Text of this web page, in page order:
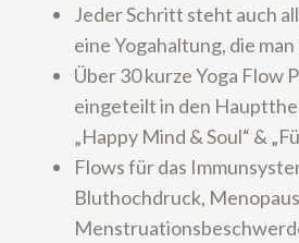
Jeder Schritt steht auch
eine Yogahaltung, die
Über 30 kurze Yoga Flow
eingeteilt in den
„Happy Mind & Soul“ &
Flows für das
Bluthochdruck,